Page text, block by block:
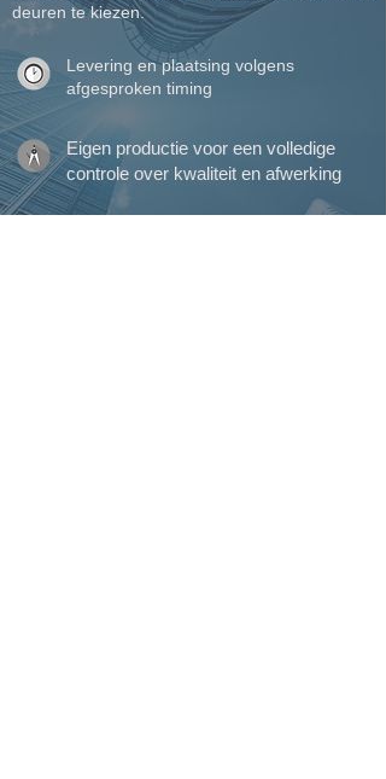
deuren te kiezen.
Levering en plaatsing volgens
afgesproken timing
Eigen productie voor een volledige
controle over kwaliteit en afwerking